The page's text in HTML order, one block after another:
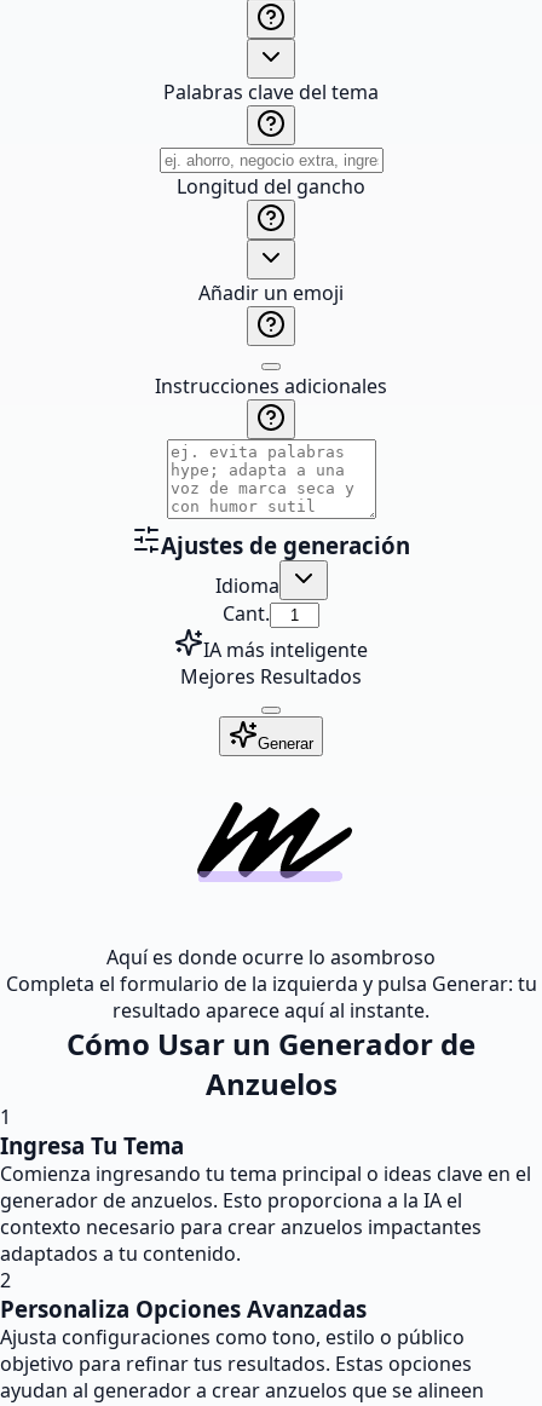
Palabras clave del tema
Longitud del gancho
Añadir un emoji
Instrucciones adicionales
Ajustes de generación
Idioma
Cant.
IA más inteligente
Mejores Resultados
Generar
Aquí es donde ocurre lo asombroso
Completa el formulario de la izquierda y pulsa Generar: tu
resultado aparece aquí al instante.
Cómo Usar un Generador de
Anzuelos
1
Ingresa Tu Tema
Comienza ingresando tu tema principal o ideas clave en el
generador de anzuelos. Esto proporciona a la IA el
contexto necesario para crear anzuelos impactantes
adaptados a tu contenido.
2
Personaliza Opciones Avanzadas
Ajusta configuraciones como tono, estilo o público
objetivo para refinar tus resultados. Estas opciones
ayudan al generador a crear anzuelos que se alineen